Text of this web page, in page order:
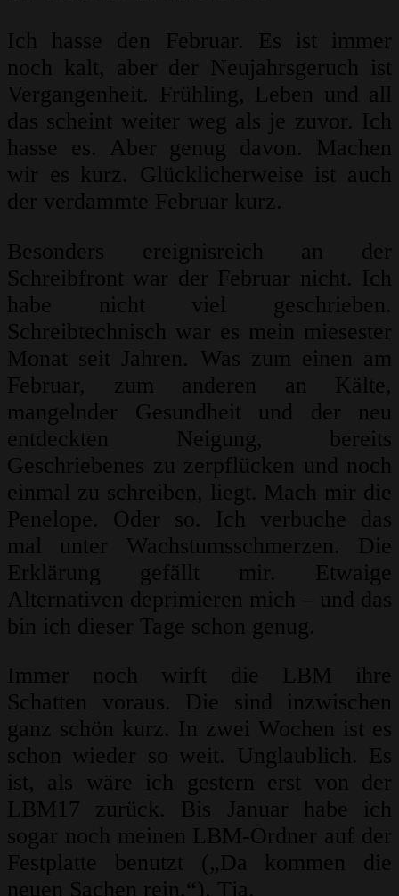
Ich hasse den Februar. Es ist immer
noch kalt, aber der Neujahrsgeruch ist
Vergangenheit. Frühling, Leben und all
das scheint weiter weg als je zuvor. Ich
hasse es. Aber genug davon. Machen
wir es kurz. Glücklicherweise ist auch
der verdammte Februar kurz.
Besonders ereignisreich an der
Schreibfront war der Februar nicht. Ich
habe nicht viel geschrieben.
Schreibtechnisch war es mein miesester
Monat seit Jahren. Was zum einen am
Februar, zum anderen an Kälte,
mangelnder Gesundheit und der neu
entdeckten Neigung, bereits
Geschriebenes zu zerpflücken und noch
einmal zu schreiben, liegt. Mach mir die
Penelope. Oder so. Ich verbuche das
mal unter Wachstumsschmerzen. Die
Erklärung gefällt mir. Etwaige
Alternativen deprimieren mich – und das
bin ich dieser Tage schon genug.
Immer noch wirft die LBM ihre
Schatten voraus. Die sind inzwischen
ganz schön kurz. In zwei Wochen ist es
schon wieder so weit. Unglaublich. Es
ist, als wäre ich gestern erst von der
LBM17 zurück. Bis Januar habe ich
sogar noch meinen LBM-Ordner auf der
Festplatte benutzt („Da kommen die
neuen Sachen rein.“). Tja.